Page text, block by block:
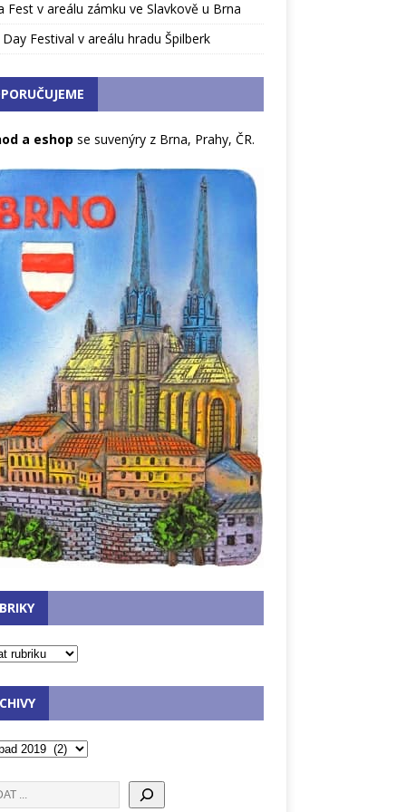
Fest v areálu zámku ve Slavkově u Brna
Festival v areálu hradu Špilberk
a eshop se suvenýry z Brna, Prahy, ČR.